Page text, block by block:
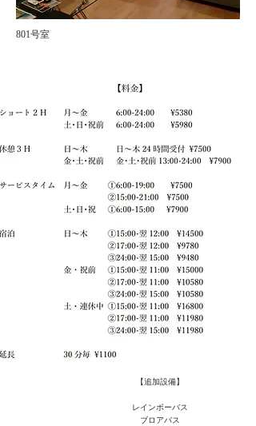
801号室
【追加設備】
レインボーバス
ブロアバス